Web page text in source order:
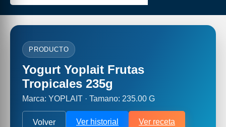
PRODUCTO
Yogurt Yoplait Frutas
Tropicales 235g
Marca: YOPLAIT · Tamano: 235.00 G
Volver Ver historial Ver receta